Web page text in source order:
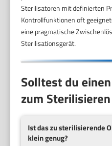
Sterilisatoren mit definierten
Kontrollfunktionen oft
eine pragmatische
Sterilisationsgerät.
Solltest du
zum
Ist das zu sterilisierende
klein genug?